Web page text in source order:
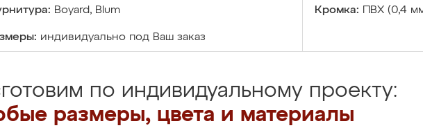
Boyard, Blum Кромка: ПВХ (0,4
индивидуально под Ваш заказ
по индивидуальному проекту:
размеры, цвета и материалы